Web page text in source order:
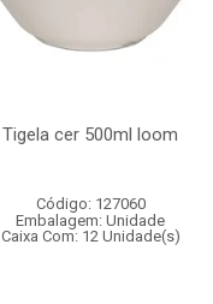
Tigela cer 500ml loom
Código: 127060
Embalagem: Unidade
Caixa Com: 12 Unidade(s)